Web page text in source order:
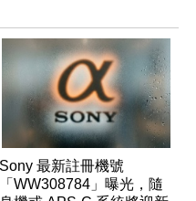
Sony 最新註冊機號
「WW308784」曝光，隨